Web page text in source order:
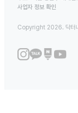
사업자 정보 확인
Copyright 2026. 닥터